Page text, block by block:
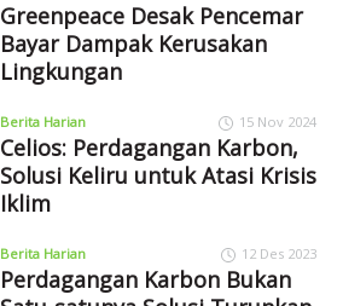
Greenpeace Desak Pencemar
Bayar Dampak Kerusakan
Lingkungan
Berita Harian 15 Nov 2024
Celios: Perdagangan Karbon,
Solusi Keliru untuk Atasi Krisis
Iklim
Berita Harian 12 Des 2023
Perdagangan Karbon Bukan